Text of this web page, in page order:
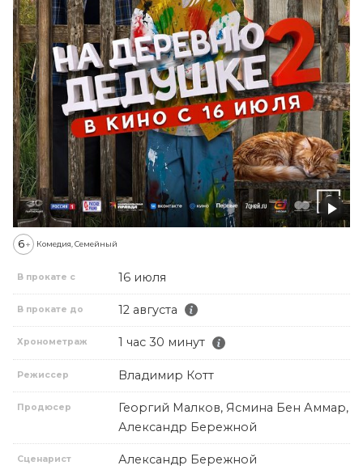
6+ Комедия, Семейный
В прокате с 16 июля
В прокате до 12 августа
Хронометраж 1 час 30 минут
Режиссер Владимир Котт
Продюсер
Георгий Малков, Ясмина Бен Аммар,
Александр Бережной
Сценарист Александр Бережной